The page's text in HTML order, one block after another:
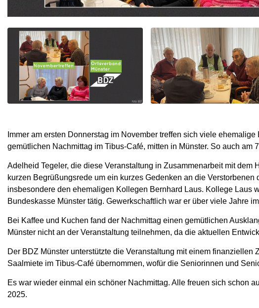
Immer am ersten Donnerstag im November treffen sich viele
gemütlichen Nachmittag im Tibus-Café, mitten in Münster. So auch am
Adelheid Tegeler, die diese Veranstaltung in Zusammenarbeit mit dem
kurzen Begrüßungsrede um ein kurzes Gedenken an die
insbesondere den ehemaligen Kollegen Bernhard Laus. Kollege Laus
Bundeskasse Münster tätig. Gewerkschaftlich war er über viele Jahre
Bei Kaffee und Kuchen fand der Nachmittag einen gemütlichen
Münster nicht an der Veranstaltung teilnehmen, da die aktuellen
Der BDZ Münster unterstützte die Veranstaltung mit einem finanziellen
Saalmiete im Tibus-Café übernommen, wofür die Seniorinnen und
Es war wieder einmal ein schöner Nachmittag. Alle freuen sich schon
2025.